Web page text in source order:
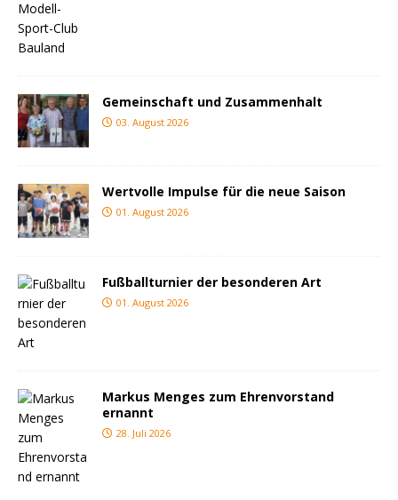
Gemeinschaft und Zusammenhalt
03. August 2026
Wertvolle Impulse für die neue Saison
01. August 2026
Fußballturnier der besonderen Art
01. August 2026
Markus Menges zum Ehrenvorstand
ernannt
28. Juli 2026